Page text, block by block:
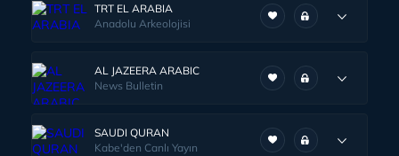
TRT EL ARABIA
Anadolu Arkeolojisi
AL JAZEERA ARABIC
News Bulletin
SAUDI QURAN
Kabe'den Canlı Yayın